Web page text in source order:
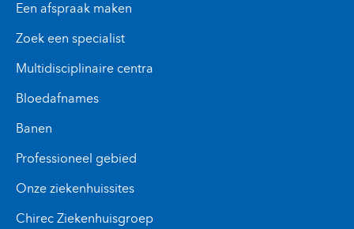
Een afspraak maken
Zoek een specialist
Multidisciplinaire centra
Bloedafnames
Banen
Professioneel gebied
Onze ziekenhuissites
Chirec Ziekenhuisgroep